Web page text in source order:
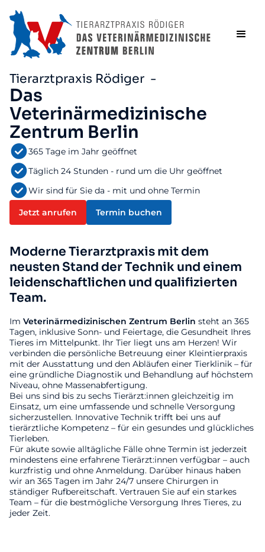
Tierarztpraxis Rödiger -
Das
Veterinärmedizinische
Zentrum Berlin
365 Tage im Jahr geöffnet
Täglich 24 Stunden - rund um die Uhr geöffnet
Wir sind für Sie da - mit und ohne Termin
Jetzt anrufen Termin buchen
Moderne Tierarztpraxis mit dem
neusten Stand der Technik und einem
leidenschaftlichen und qualifizierten
Team.
Im Veterinärmedizinischen Zentrum Berlin steht an 365
Tagen, inklusive Sonn- und Feiertage, die Gesundheit Ihres
Tieres im Mittelpunkt. Ihr Tier liegt uns am Herzen! Wir
verbinden die persönliche Betreuung einer Kleintierpraxis
mit der Ausstattung und den Abläufen einer Tierklinik – für
eine gründliche Diagnostik und Behandlung auf höchstem
Niveau, ohne Massenabfertigung.
Bei uns sind bis zu sechs Tierärzt:innen gleichzeitig im
Einsatz, um eine umfassende und schnelle Versorgung
sicherzustellen. Innovative Technik trifft bei uns auf
tierärztliche Kompetenz – für ein gesundes und glückliches
Tierleben.
Für akute sowie alltägliche Fälle ohne Termin ist jederzeit
mindestens eine erfahrene Tierärzt:innen verfügbar – auch
kurzfristig und ohne Anmeldung. Darüber hinaus haben
wir an 365 Tagen im Jahr 24/7 unsere Chirurgen in
ständiger Rufbereitschaft. Vertrauen Sie auf ein starkes
Team – für die bestmögliche Versorgung Ihres Tieres, zu
jeder Zeit.